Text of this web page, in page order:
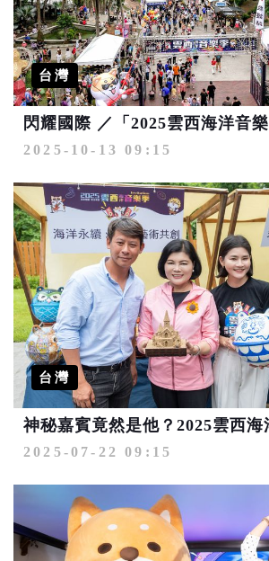
台灣
2025-10-13 09:15
台灣
2025-07-22 09:15